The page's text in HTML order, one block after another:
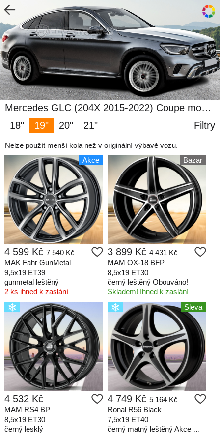
Mercedes GLC (204X 2015-2022) Coupe model 2019
18"
19" 20" 21" Filtry
Nelze použít menší kola než v originální výbavě vozu.
Akce
4 599 Kč 7 540 Kč
MAK Fahr GunMetal
9,5x19 ET39
gunmetal leštěný
2 ks ihned k zaslání
Bazar
3 899 Kč 4 431 Kč
MAM OX-18 BFP
8,5x19 ET30
černý leštěný Obouváno!
Skladem! Ihned k zaslání
4 532 Kč
MAM RS4 BP
8,5x19 ET30
černý lesklý
Sleva
4 749 Kč 5 164 Kč
Ronal R56 Black
7,5x19 ET40
černý matný leštěný Akce od 4ks